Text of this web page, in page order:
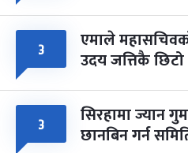
३ एमाले
उदय जत्तिकै
३ सिरहामा ज्यान
छानबिन गर्न